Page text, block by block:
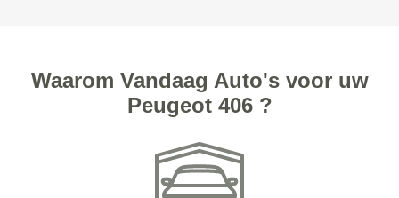
Waarom Vandaag Auto's voor uw
Peugeot 406 ?